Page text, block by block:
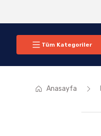
Tüm Kategoriler
Anasayfa